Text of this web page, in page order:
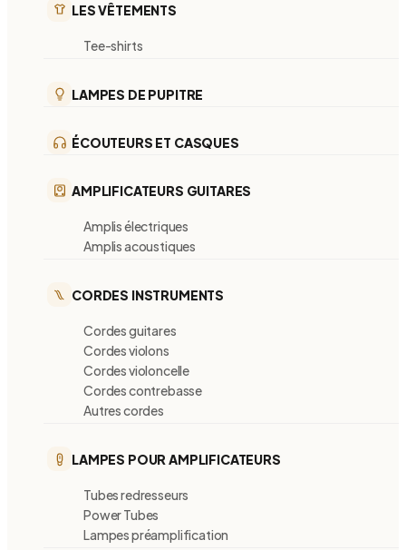
LES VÊTEMENTS
Tee-shirts
LAMPES DE PUPITRE
ÉCOUTEURS ET CASQUES
AMPLIFICATEURS GUITARES
Amplis électriques
Amplis acoustiques
CORDES INSTRUMENTS
Cordes guitares
Cordes violons
Cordes violoncelle
Cordes contrebasse
Autres cordes
LAMPES POUR AMPLIFICATEURS
Tubes redresseurs
Power Tubes
Lampes préamplification